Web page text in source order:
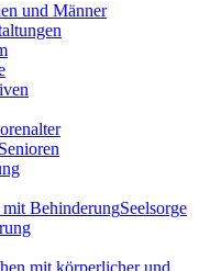
und Männer
Seelsorge